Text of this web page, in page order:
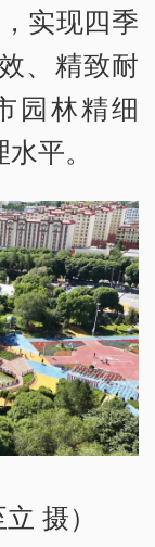
实现四季
、精致耐
园林精细
平。
摄）